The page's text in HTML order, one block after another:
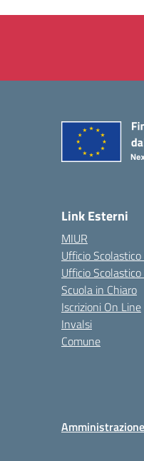
Link Esterni
MIUR
Ufficio
Ufficio
Scuola in Chiaro
Iscrizioni On Line
Invalsi
Comune